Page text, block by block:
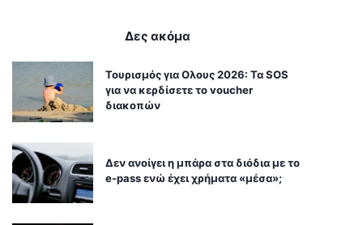
Δες ακόμα
Τουρισμός για Ολους 2026: Τα SOS
για να κερδίσετε το voucher
διακοπών
Δεν ανοίγει η μπάρα στα διόδια με το
e-pass ενώ έχει χρήματα «μέσα»;